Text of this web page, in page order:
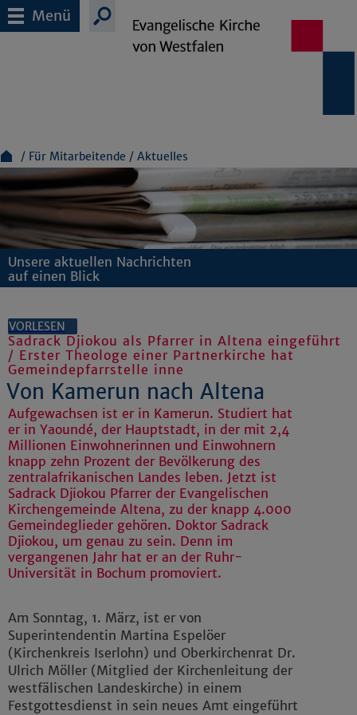
Menü
Für Mitarbeitende Aktuelles
Unsere aktuellen Nachrichten
auf einen Blick
VORLESEN
Sadrack Djiokou als Pfarrer in Altena eingeführt
/ Erster Theologe einer Partnerkirche hat
Gemeindepfarrstelle inne
Von Kamerun nach Altena
Aufgewachsen ist er in Kamerun. Studiert hat
er in Yaoundé, der Hauptstadt, in der mit 2,4
Millionen Einwohnerinnen und Einwohnern
knapp zehn Prozent der Bevölkerung des
zentralafrikanischen Landes leben. Jetzt ist
Sadrack Djiokou Pfarrer der Evangelischen
Kirchengemeinde Altena, zu der knapp 4.000
Gemeindeglieder gehören. Doktor Sadrack
Djiokou, um genau zu sein. Denn im
vergangenen Jahr hat er an der Ruhr-
Universität in Bochum promoviert.
Am Sonntag, 1. März, ist er von
Superintendentin Martina Espelöer
(Kirchenkreis Iserlohn) und Oberkirchenrat Dr.
Ulrich Möller (Mitglied der Kirchenleitung der
westfälischen Landeskirche) in einem
Festgottesdienst in sein neues Amt eingeführt